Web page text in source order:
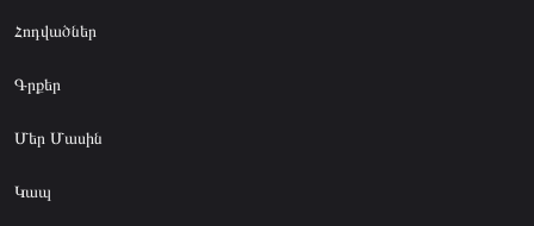
Հոդվածներ
Գրքեր
Մեր Մասին
Կապ